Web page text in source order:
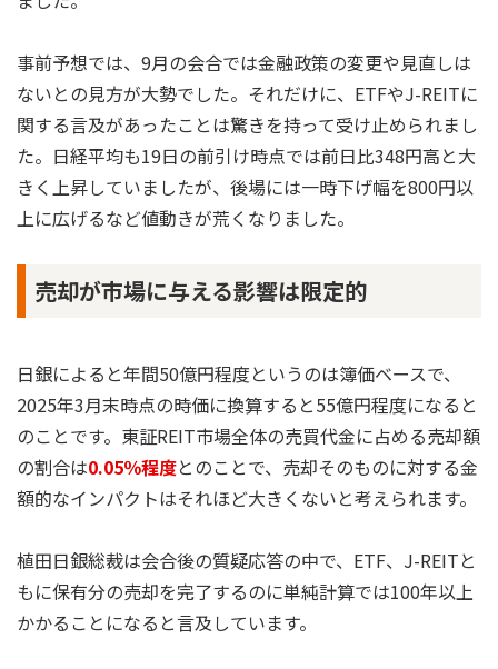
事前予想では、9月の会合では金融政策の変更や見直しは
ないとの見方が大勢でした。それだけに、ETFやJ-REITに
関する言及があったことは驚きを持って受け止められまし
た。日経平均も19日の前引け時点では前日比348円高と大
きく上昇していましたが、後場には一時下げ幅を800円以
上に広げるなど値動きが荒くなりました。
売却が市場に与える影響は限定的
日銀によると年間50億円程度というのは簿価ベースで、
2025年3月末時点の時価に換算すると55億円程度になると
のことです。東証REIT市場全体の売買代金に占める売却額
の割合は0.05％程度とのことで、売却そのものに対する金
額的なインパクトはそれほど大きくないと考えられます。
植田日銀総裁は会合後の質疑応答の中で、ETF、J-REITと
もに保有分の売却を完了するのに単純計算では100年以上
かかることになると言及しています。